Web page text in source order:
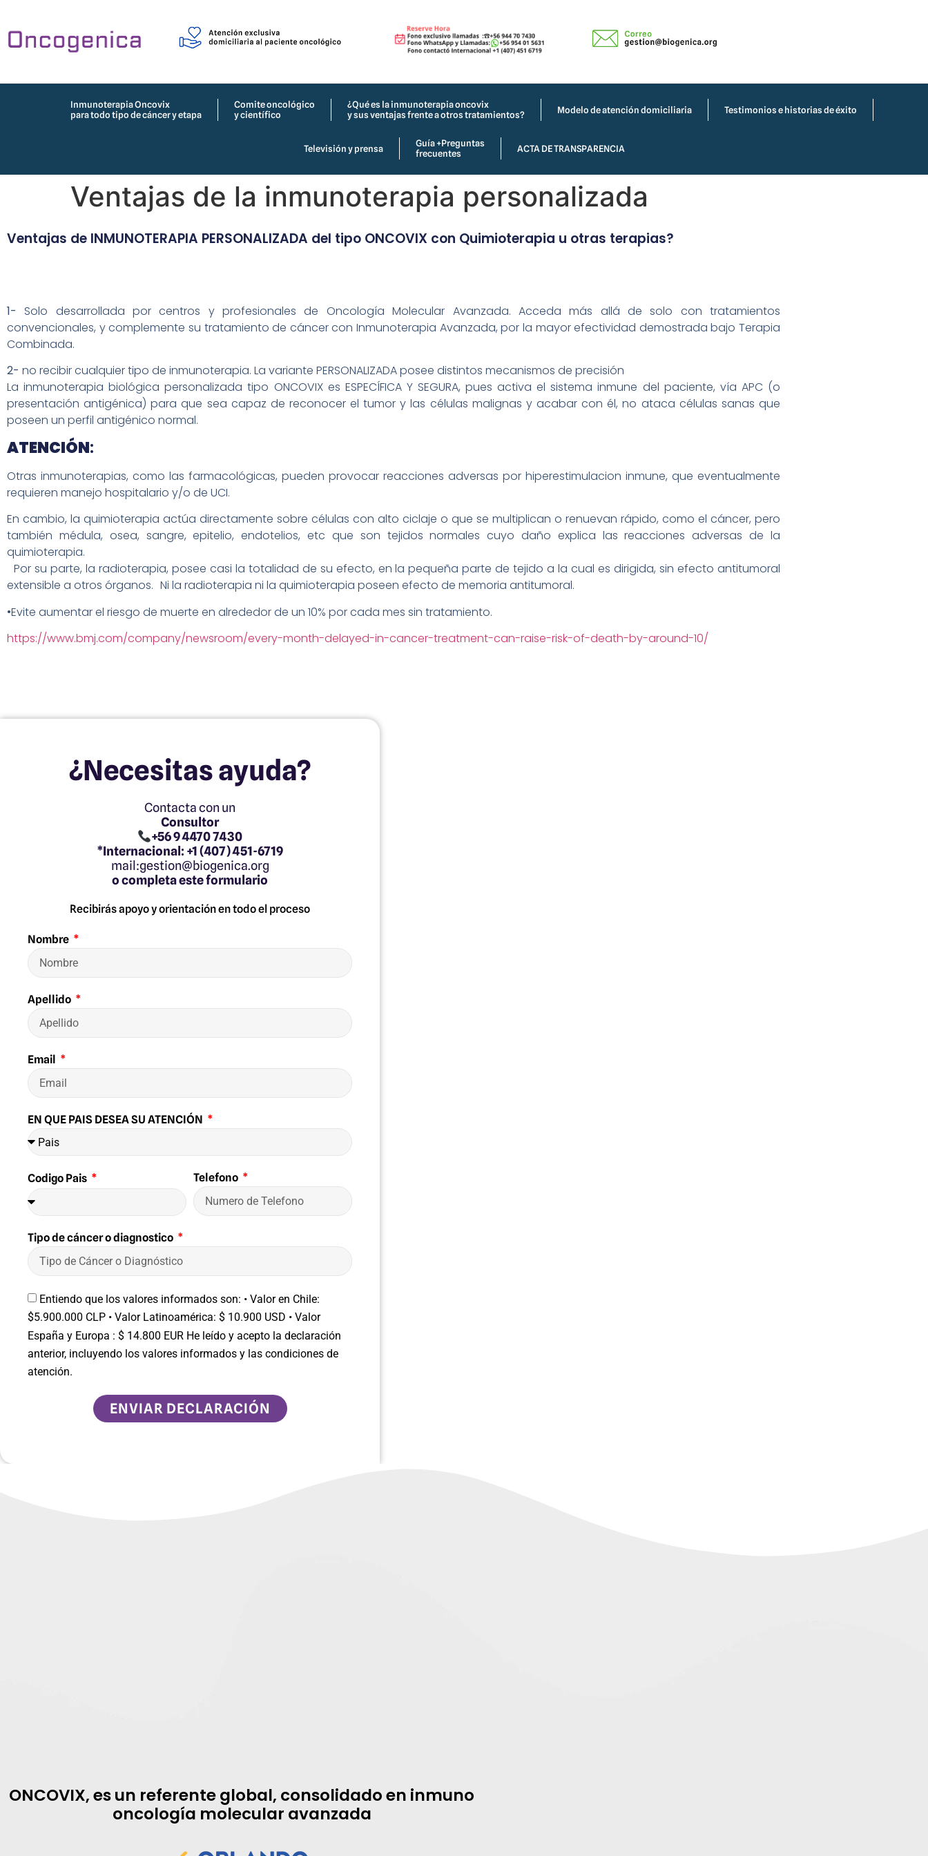
Inmunoterapia Oncovix
para todo tipo de cáncer y etapa
Comite oncológico
y científico
¿Qué es la inmunoterapia oncovix
y sus ventajas frente a otros tratamientos?
Modelo de atención domiciliaria Testimonios e historias de éxito
Televisión y prensa
Guía +Preguntas
frecuentes
ACTA DE TRANSPARENCIA
Ventajas de la inmunoterapia personalizada
Ventajas de INMUNOTERAPIA PERSONALIZADA del tipo ONCOVIX con Quimioterapia u otras terapias?
1- Solo desarrollada por centros y profesionales de Oncología Molecular Avanzada. Acceda más allá de solo con tratamientos
convencionales, y complemente su tratamiento de cáncer con Inmunoterapia Avanzada, por la mayor efectividad demostrada bajo Terapia
Combinada.
2- no recibir cualquier tipo de inmunoterapia. La variante PERSONALIZADA posee distintos mecanismos de precisión
La inmunoterapia biológica personalizada tipo ONCOVIX es ESPECÍFICA Y SEGURA, pues activa el sistema inmune del paciente, vía APC (o
presentación antigénica) para que sea capaz de reconocer el tumor y las células malignas y acabar con él, no ataca células sanas que
poseen un perfil antigénico normal.
ATENCIÓN:
Otras inmunoterapias, como las farmacológicas, pueden provocar reacciones adversas por hiperestimulacion inmune, que eventualmente
requieren manejo hospitalario y/o de UCI.
En cambio, la quimioterapia actúa directamente sobre células con alto ciclaje o que se multiplican o renuevan rápido, como el cáncer, pero
también médula, osea, sangre, epitelio, endotelios, etc que son tejidos normales cuyo daño explica las reacciones adversas de la
quimioterapia.
Por su parte, la radioterapia, posee casi la totalidad de su efecto, en la pequeña parte de tejido a la cual es dirigida, sin efecto antitumoral
extensible a otros órganos. Ni la radioterapia ni la quimioterapia poseen efecto de memoria antitumoral.
•Evite aumentar el riesgo de muerte en alrededor de un 10% por cada mes sin tratamiento.
https://www.bmj.com/company/newsroom/every-month-delayed-in-cancer-treatment-can-raise-risk-of-death-by-around-10/
¿Necesitas ayuda?
Contacta con un
Consultor
+56 9 4470 7430
*Internacional: +1 (407) 451-6719
mail:gestion@biogenica.org
o completa este formulario
Recibirás apoyo y orientación en todo el proceso
Nombre
Apellido
Email
EN QUE PAIS DESEA SU ATENCIÓN
Codigo Pais Telefono
Tipo de cáncer o diagnostico
Entiendo que los valores informados son: •⁠ ⁠Valor en Chile:
$5.900.000 CLP •⁠ ⁠Valor Latinoamérica: $ 10.900 USD •⁠ ⁠Valor
España y Europa : $ 14.800 EUR He leído y acepto la declaración
anterior, incluyendo los valores informados y las condiciones de
atención.
ENVIAR DECLARACIÓN
ONCOVIX, es un referente global, consolidado en inmuno
oncología molecular avanzada